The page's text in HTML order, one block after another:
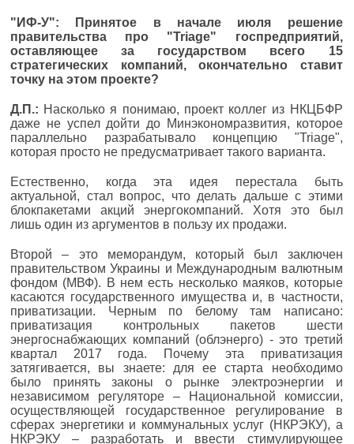
"ИФ-У": Принятое в начале июля решение
правительства про "Triage" госпредприятий,
оставляющее за государством всего 15
стратегических компаний, окончательно ставит
точку на этом проекте?
Д.П.: Насколько я понимаю, проект коллег из НКЦБФР
даже не успел дойти до Минэкономразвития, которое
параллельно разрабатывало концепцию "Triage",
которая просто не предусматривает такого варианта.
Естественно, когда эта идея перестала быть
актуальной, стал вопрос, что делать дальше с этими
блокпакетами акций энергокомпаний. Хотя это был
лишь один из аргументов в пользу их продажи.
Второй – это меморандум, который был заключен
правительством Украины и Международным валютным
фондом (МВФ). В нем есть несколько маяков, которые
касаются государственного имущества и, в частности,
приватизации. Черным по белому там написано:
приватизация контрольных пакетов шести
энергоснабжающих компаний (облэнерго) - это третий
квартал 2017 года. Почему эта приватизация
затягивается, вы знаете: для ее старта необходимо
было принять законы о рынке электроэнергии и
независимом регуляторе – Национальной комиссии,
осуществляющей государственное регулирование в
сферах энергетики и коммунальных услуг (НКРЭКУ), а
НКРЭКУ – разработать и ввести стимулирующее